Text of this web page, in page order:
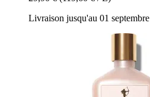
Livraison jusqu'au 01 septembre